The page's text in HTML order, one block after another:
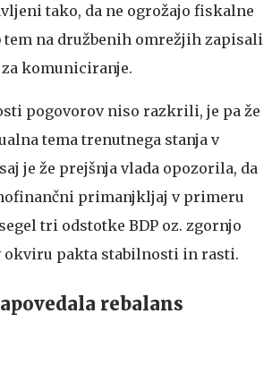
tako, da ne ogrožajo fiskalne
tem na družbenih omrežjih zapisali
komuniciranje.
pogovorov niso razkrili, je pa že
tema trenutnega stanja v
je že prejšnja vlada opozorila, da
primanjkljaj v primeru
tri odstotke BDP oz. zgornjo
okviru pakta stabilnosti in rasti.
rebalans